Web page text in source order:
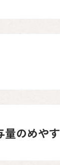
量のめやす